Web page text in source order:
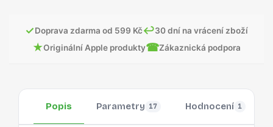
✓Doprava zdarma od 599 Kč↩30 dní na vrácení zboží
★Originální Apple produkty☎Zákaznická podpora
Popis Parametry 17 Hodnocení 1